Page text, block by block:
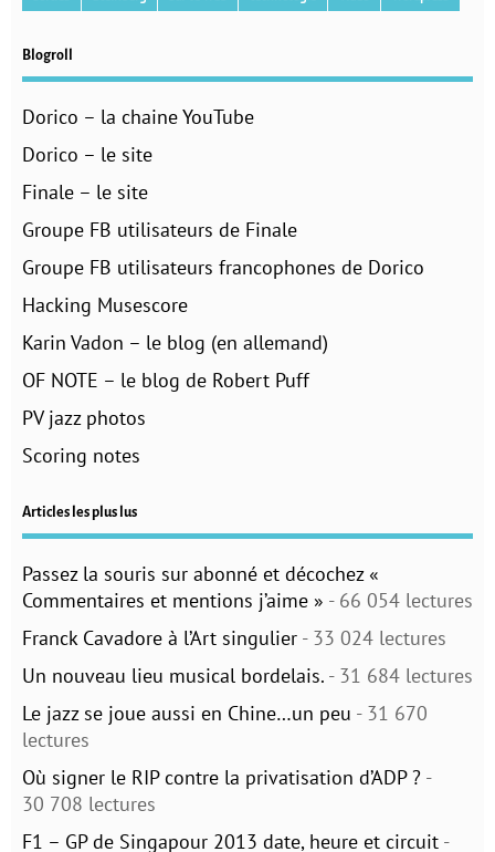
Blogroll
Dorico – la chaine YouTube
Dorico – le site
Finale – le site
Groupe FB utilisateurs de Finale
Groupe FB utilisateurs francophones de Dorico
Hacking Musescore
Karin Vadon – le blog (en allemand)
OF NOTE – le blog de Robert Puff
PV jazz photos
Scoring notes
Articles les plus lus
Passez la souris sur abonné et décochez «
Commentaires et mentions j’aime » - 66 054 lectures
Franck Cavadore à l’Art singulier - 33 024 lectures
Un nouveau lieu musical bordelais. - 31 684 lectures
Le jazz se joue aussi en Chine…un peu - 31 670
lectures
Où signer le RIP contre la privatisation d’ADP ? -
30 708 lectures
F1 – GP de Singapour 2013 date, heure et circuit -